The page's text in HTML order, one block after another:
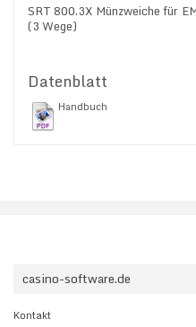
SRT 800.3X Münzweiche für
(3 Wege)
Datenblatt
Handbuch
casino-software.de
Kontakt